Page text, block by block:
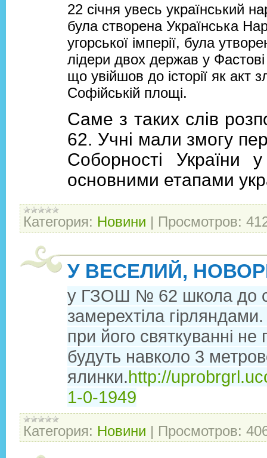
22 січня увесь український
була створена Українська
угорської імперії, була
лідери двох держав у
що увійшов до історії як акт
Софійській площі.
Саме з таких слів
62. Учні мали змогу
Соборності
основними етапами
Категория: Новини | Просмотров:
У ВЕСЕЛИЙ,
у ГЗОШ № 62 школа до
замерехтіла
при його святкуванні
будуть навколо 3
ялинки.http://
1-0-1949
Категория: Новини | Просмотров: